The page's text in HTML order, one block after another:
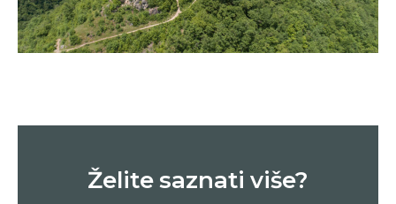
Želite saznati više?